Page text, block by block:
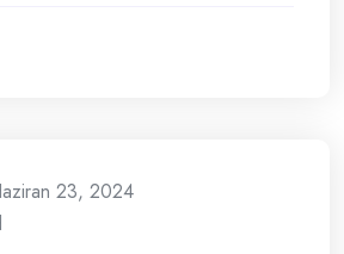
23, 2024